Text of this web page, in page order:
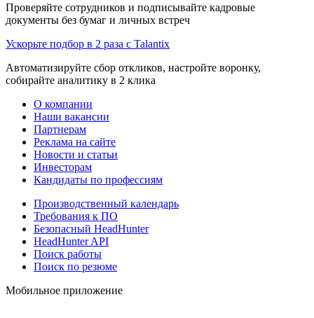
Проверяйте сотрудников и подписывайте кадровые
документы без бумаг и личных встреч
Ускорьте подбор в 2 раза с Talantix
Автоматизируйте сбор откликов, настройте воронку,
собирайте аналитику в 2 клика
О компании
Наши вакансии
Партнерам
Реклама на сайте
Новости и статьи
Инвесторам
Кандидаты по профессиям
Производственный календарь
Требования к ПО
Безопасный HeadHunter
HeadHunter API
Поиск работы
Поиск по резюме
Мобильное приложение